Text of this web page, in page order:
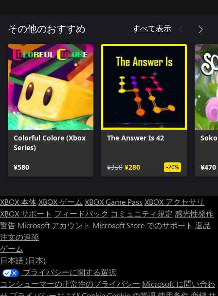
その他のおすすめ すべて表示
Colorful Colore (Xbox
Series)
¥580
The Answer Is 42
¥350 ¥280 -20% ¥470
XBOX 本体XBOX ゲーム XBOX Game Pass XBOX アクセサリ
XBOX サポート フィードバック コミュニティ規定 感光性発作
警告 Microsoft アカウント Microsoft Store でのサポート 返品
注文の追跡
ゲーム
日本語 (日本)
プライバシーに関する選択
コンシューマーの正常性のプライバシー Microsoft に問い合わ